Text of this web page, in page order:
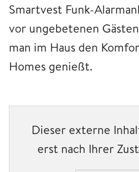
Smartvest Funk-
vor ungebetenen
man im Haus den
Homes genießt.
Dieser externe
erst nach Ihrer